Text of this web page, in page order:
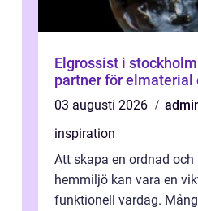
Elgrossist i stockholm så väljer du rätt
partner för elmaterial
03 augusti 2026
inspiration
Att skapa en ordnad
hemmiljö kan vara en
funktionell vardag.